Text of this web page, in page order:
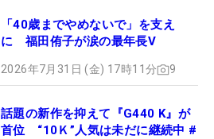
「40歳までやめないで」を支え
に 福田侑子が涙の最年長V
2026年7月31日 (金) 17時11分 9
話題の新作を抑えて『G440 K』が
首位 “10Ｋ”人気は未だに継続中 #